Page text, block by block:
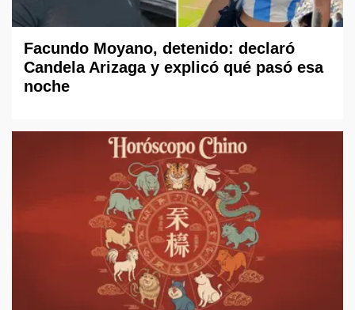
Facundo Moyano, detenido: declaró
Candela Arizaga y explicó qué pasó esa
noche